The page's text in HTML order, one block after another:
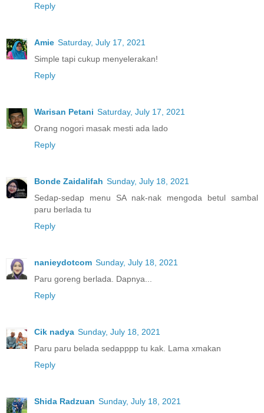
Reply
Amie Saturday, July 17, 2021
Simple tapi cukup menyelerakan!
Reply
Warisan Petani Saturday, July 17, 2021
Orang nogori masak mesti ada lado
Reply
Bonde Zaidalifah Sunday, July 18, 2021
Sedap-sedap menu SA nak-nak mengoda betul sambal
paru berlada tu
Reply
nanieydotcom Sunday, July 18, 2021
Paru goreng berlada. Dapnya...
Reply
Cik nadya Sunday, July 18, 2021
Paru paru belada sedapppp tu kak. Lama xmakan
Reply
Shida Radzuan Sunday, July 18, 2021